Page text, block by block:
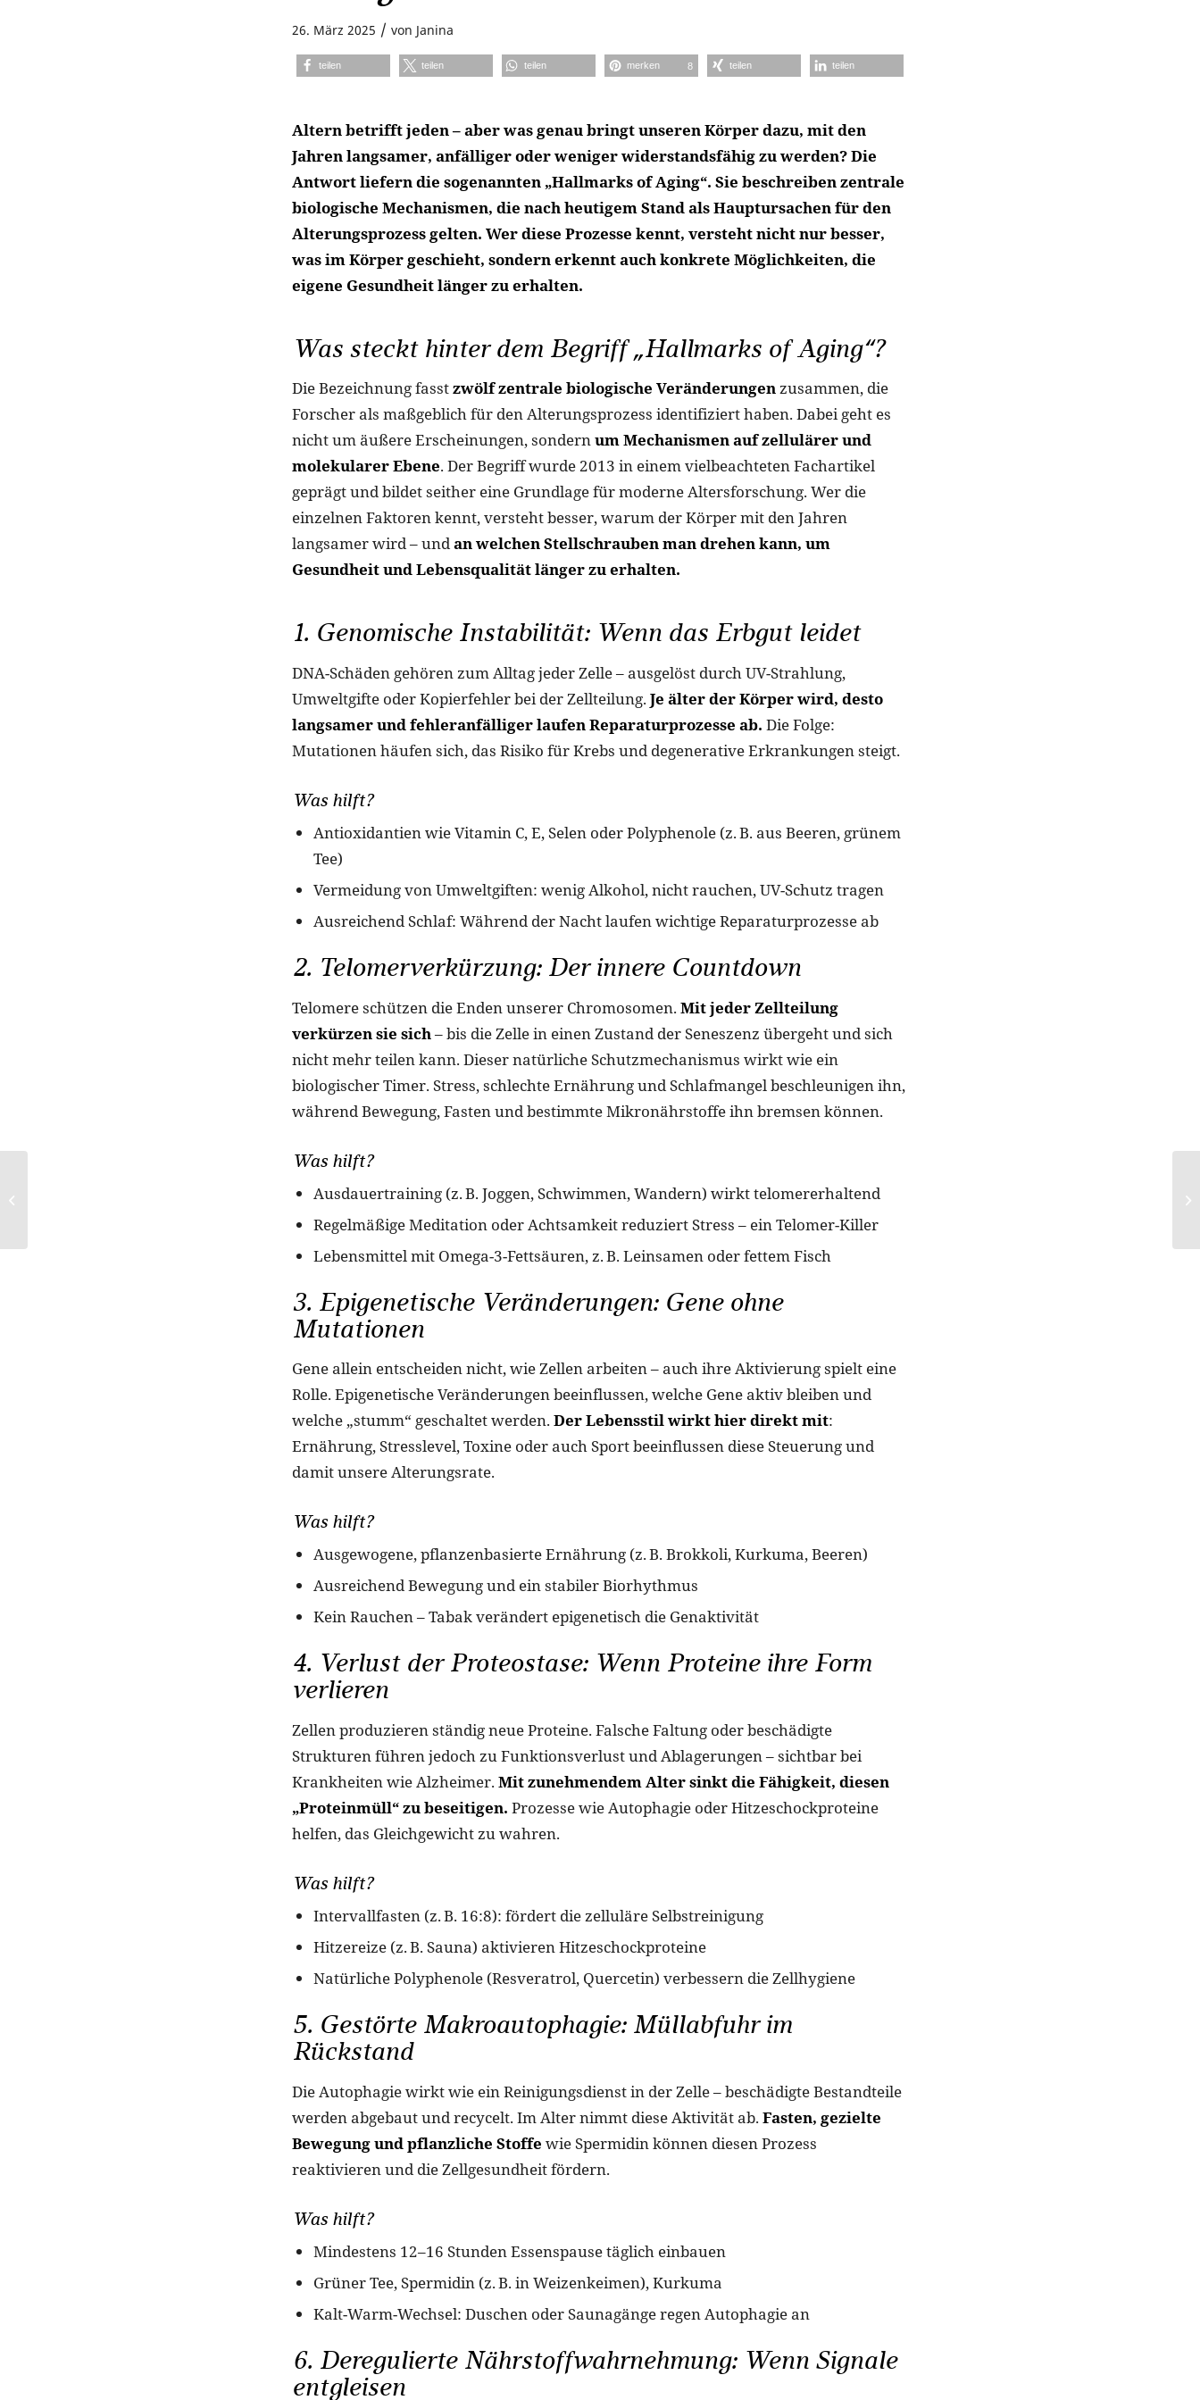
26. März 2025 / von Janina
teilen teilen teilen merken 8 teilen teilen
Altern betrifft jeden – aber was genau bringt unseren Körper dazu, mit den
Jahren langsamer, anfälliger oder weniger widerstandsfähig zu werden? Die
Antwort liefern die sogenannten „Hallmarks of Aging“. Sie beschreiben zentrale
biologische Mechanismen, die nach heutigem Stand als Hauptursachen für den
Alterungsprozess gelten. Wer diese Prozesse kennt, versteht nicht nur besser,
was im Körper geschieht, sondern erkennt auch konkrete Möglichkeiten, die
eigene Gesundheit länger zu erhalten.
Was steckt hinter dem Begriff „Hallmarks of Aging“?
Die Bezeichnung fasstzwölf zentrale biologische Veränderungenzusammen, die
Forscher als maßgeblich für den Alterungsprozess identifiziert haben. Dabei geht es
nicht um äußere Erscheinungen, sondernum Mechanismen auf zellulärer und
molekularer Ebene. Der Begriff wurde 2013 in einem vielbeachteten Fachartikel
geprägt und bildet seither eine Grundlage für moderne Altersforschung. Wer die
einzelnen Faktoren kennt, versteht besser, warum der Körper mit den Jahren
langsamer wird – undan welchen Stellschrauben man drehen kann, um
Gesundheit und Lebensqualität länger zu erhalten.
1. Genomische Instabilität: Wenn das Erbgut leidet
DNA-Schäden gehören zum Alltag jeder Zelle – ausgelöst durch UV-Strahlung,
Umweltgifte oder Kopierfehler bei der Zellteilung. Je älter der Körper wird, desto
langsamer und fehleranfälliger laufen Reparaturprozesse ab. Die Folge:
Mutationen häufen sich, das Risiko für Krebs und degenerative Erkrankungen steigt.
Was hilft?
Antioxidantien wie Vitamin C, E, Selen oder Polyphenole (z. B. aus Beeren, grünem
Tee)
Vermeidung von Umweltgiften: wenig Alkohol, nicht rauchen, UV-Schutz tragen
Ausreichend Schlaf: Während der Nacht laufen wichtige Reparaturprozesse ab
2. Telomerverkürzung: Der innere Countdown
Telomere schützen die Enden unserer Chromosomen. Mit jeder Zellteilung
verkürzen sie sich– bis die Zelle in einen Zustand der Seneszenz übergeht und sich
nicht mehr teilen kann. Dieser natürliche Schutzmechanismus wirkt wie ein
biologischer Timer. Stress, schlechte Ernährung und Schlafmangel beschleunigen ihn,
während Bewegung, Fasten und bestimmte Mikronährstoffe ihn bremsen können.
Was hilft?
Ausdauertraining (z. B. Joggen, Schwimmen, Wandern) wirkt telomererhaltend
Regelmäßige Meditation oder Achtsamkeit reduziert Stress – ein Telomer-Killer
Lebensmittel mit Omega-3-Fettsäuren, z. B. Leinsamen oder fettem Fisch
3. Epigenetische Veränderungen: Gene ohne
Mutationen
Gene allein entscheiden nicht, wie Zellen arbeiten – auch ihre Aktivierung spielt eine
Rolle. Epigenetische Veränderungen beeinflussen, welche Gene aktiv bleiben und
welche „stumm“ geschaltet werden. Der Lebensstil wirkt hier direkt mit:
Ernährung, Stresslevel, Toxine oder auch Sport beeinflussen diese Steuerung und
damit unsere Alterungsrate.
Was hilft?
Ausgewogene, pflanzenbasierte Ernährung (z. B. Brokkoli, Kurkuma, Beeren)
Ausreichend Bewegung und ein stabiler Biorhythmus
Kein Rauchen – Tabak verändert epigenetisch die Genaktivität
4. Verlust der Proteostase: Wenn Proteine ihre Form
verlieren
Zellen produzieren ständig neue Proteine. Falsche Faltung oder beschädigte
Strukturen führen jedoch zu Funktionsverlust und Ablagerungen – sichtbar bei
Krankheiten wie Alzheimer. Mit zunehmendem Alter sinkt die Fähigkeit, diesen
„Proteinmüll“ zu beseitigen. Prozesse wie Autophagie oder Hitzeschockproteine
helfen, das Gleichgewicht zu wahren.
Was hilft?
Intervallfasten (z. B. 16:8): fördert die zelluläre Selbstreinigung
Hitzereize (z. B. Sauna) aktivieren Hitzeschockproteine
Natürliche Polyphenole (Resveratrol, Quercetin) verbessern die Zellhygiene
5. Gestörte Makroautophagie: Müllabfuhr im
Rückstand
Die Autophagie wirkt wie ein Reinigungsdienst in der Zelle – beschädigte Bestandteile
werden abgebaut und recycelt. Im Alter nimmt diese Aktivität ab. Fasten, gezielte
Bewegung und pflanzliche Stoffe wie Spermidin können diesen Prozess
reaktivieren und die Zellgesundheit fördern.
Was hilft?
Mindestens 12–16 Stunden Essenspause täglich einbauen
Grüner Tee, Spermidin (z. B. in Weizenkeimen), Kurkuma
Kalt-Warm-Wechsel: Duschen oder Saunagänge regen Autophagie an
6. Deregulierte Nährstoffwahrnehmung: Wenn Signale
entgleisen